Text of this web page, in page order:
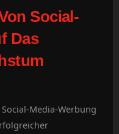
Social-
Das
Media-Werbung